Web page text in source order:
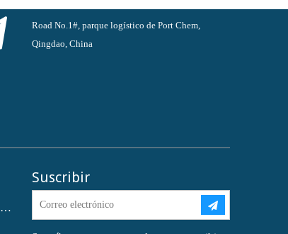
Road No.1#, parque logístico de Port Chem,
Qingdao, China
Ftalato de dioctilo (DOP) CAS NO.:117-81-7
Suscribir